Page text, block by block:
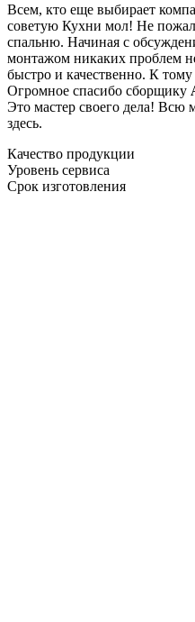
Всем, кто еще выбирает
советую Кухни мол! Не
спальню. Начиная с
монтажом никаких проблем
быстро и качественно. К
Огромное спасибо сборщику
Это мастер своего дела! Всю
здесь.
Качество продукции
Уровень сервиса
Срок изготовления